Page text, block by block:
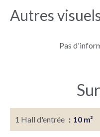
Autres
Pas
1 Hall d'entrée 10 m²